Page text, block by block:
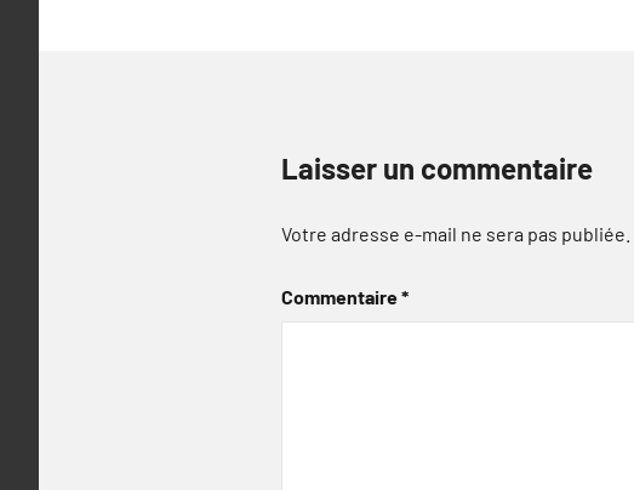
Laisser un commentaire
Votre adresse e-mail ne sera pas publiée.
Commentaire*